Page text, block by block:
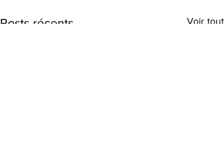
Posts récents Voir tout